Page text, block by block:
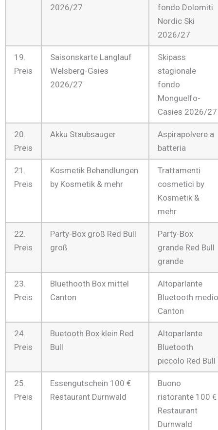
2026/27
fondo Dolomiti
Nordic Ski
2026/27
19.
Preis
Saisonskarte Langlauf
Welsberg-Gsies
2026/27
Skipass
stagionale
fondo
Monguelfo-
Casies 2026/27
20.
Preis
Akku Staubsauger
Aspirapolvere a
batteria
21.
Preis
Kosmetik Behandlungen
by Kosmetik & mehr
Trattamenti
cosmetici by
Kosmetik &
mehr
22.
Preis
Party-Box groß Red Bull
groß
Party-Box
grande Red Bull
grande
23.
Preis
Bluethooth Box mittel
Canton
Altoparlante
Bluetooth medio
Canton
24.
Preis
Buetooth Box klein Red
Bull
Altoparlante
Bluetooth
piccolo Red Bull
25.
Preis
Essengutschein 100 €
Restaurant Durnwald
Buono
ristorante 100 €
Restaurant
Durnwald